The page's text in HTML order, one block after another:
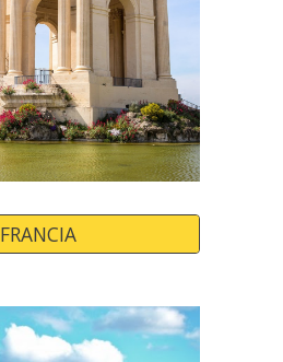
FRANCIA